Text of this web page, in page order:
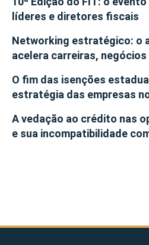
líderes e diretores fiscais
Networking estratégico: o
acelera carreiras,
O fim das isenções
estratégia das empresas
A vedação ao crédito nas
e sua incompatibilidade